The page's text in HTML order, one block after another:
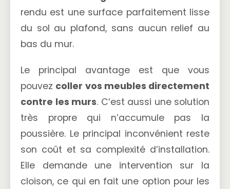
rendu est une surface parfaitement lisse
du sol au plafond, sans aucun relief au
bas du mur.
Le principal avantage est que vous
pouvez coller vos meubles directement
contre les murs. C’est aussi une solution
très propre qui n’accumule pas la
poussière. Le principal inconvénient reste
son coût et sa complexité d’installation.
Elle demande une intervention sur la
cloison, ce qui en fait une option pour les